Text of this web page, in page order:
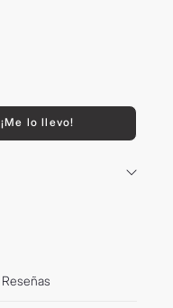
¡Me lo llevo!
Reseñas